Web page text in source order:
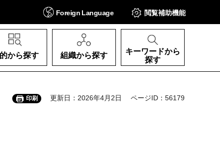
Foreign Language 閲覧補助機能
から探す 組織から探す
キーワードから
探す
印刷 更新日：2026年4月2日 ページID：56179